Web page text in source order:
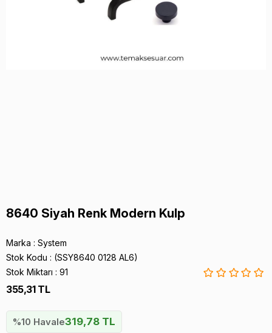
8640 Siyah Renk Modern Kulp
Marka : System
Stok Kodu
(SSY8640 0128 AL6)
Stok Miktarı : 91
355,31 TL
%10 Havale319,78 TL